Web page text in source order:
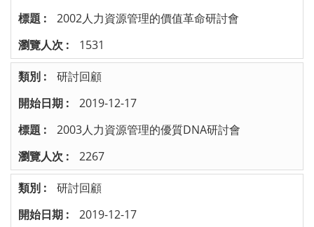
2002人力資源管理的價值革命研討會
1531
研討回顧
2019-12-17
2003人力資源管理的優質DNA研討會
2267
研討回顧
2019-12-17